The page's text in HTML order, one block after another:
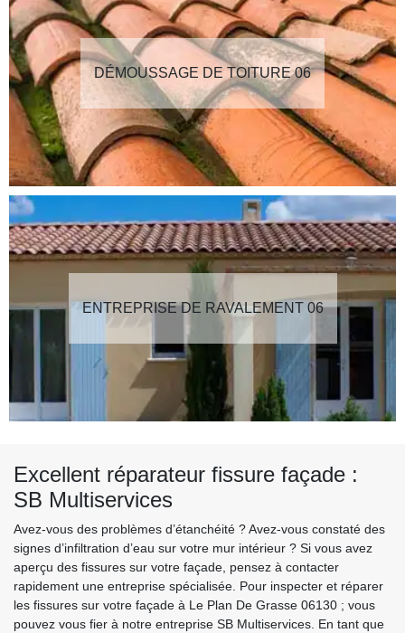
DÉMOUSSAGE DE TOITURE 06
ENTREPRISE DE RAVALEMENT 06
Excellent réparateur fissure façade :
SB Multiservices
Avez-vous des problèmes d’étanchéité ? Avez-vous constaté des
signes d’infiltration d’eau sur votre mur intérieur ? Si vous avez
aperçu des fissures sur votre façade, pensez à contacter
rapidement une entreprise spécialisée. Pour inspecter et réparer
les fissures sur votre façade à Le Plan De Grasse 06130 ; vous
pouvez vous fier à notre entreprise SB Multiservices. En tant que